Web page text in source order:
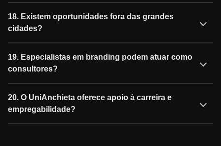
18. Existem oportunidades fora das grandes
cidades?
19. Especialistas em branding podem atuar como
consultores?
20. O UniAnchieta oferece apoio à carreira e
empregabilidade?